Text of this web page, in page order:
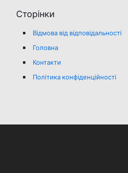
Сторінки
Відмова від відповідальності
Головна
Контакти
Політика конфіденційності